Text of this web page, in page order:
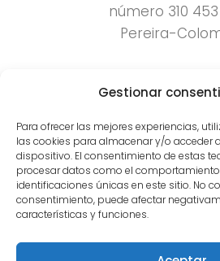
Gestionar
Para ofrecer las mejores experiencias,
las cookies para almacenar y/o acceder
dispositivo. El consentimiento de estas
procesar datos como el
identificaciones únicas en este sitio. No
consentimiento, puede afectar
características y funciones.
número 310
Pereira-
Todos los derechos
Funciona con - Diseñado